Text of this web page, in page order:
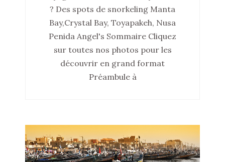
? Des spots de snorkeling Manta
Bay,Crystal Bay, Toyapakeh, Nusa
Penida Angel's Sommaire Cliquez
sur toutes nos photos pour les
découvrir en grand format
Préambule à